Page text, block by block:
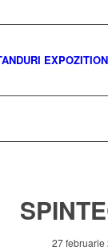
27 februarie